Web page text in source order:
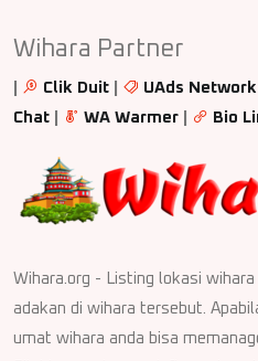
Wihara Partner
Clik Duit UAds Network
Chat
WA Warmer Bio
Wihara.org - Listing lokasi wihara
adakan di wihara tersebut.
umat wihara anda bisa